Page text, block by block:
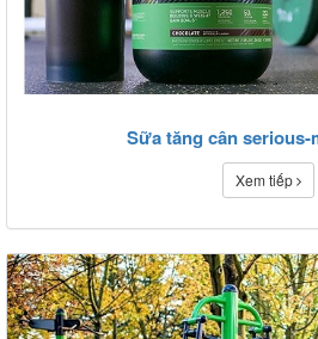
Sữa tăng cân serious-
Xem tiếp